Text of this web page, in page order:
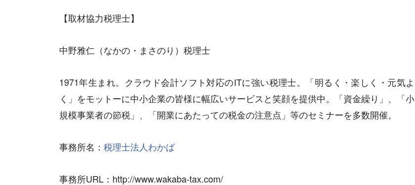
【取材協力税理士】
中野雅仁（なかの・まさのり）税理士
1971年生まれ。クラウド会計ソフト対応のITに強い税理士。「明るく・楽しく・元気よ
く」をモットーに中小企業の皆様に幅広いサービスと笑顔を提供中。「資金繰り」、「小
規模事業者の節税」、「開業にあたっての税金の注意点」等のセミナーを多数開催。
事務所名： 税理士法人わかば
事務所URL：http://www.wakaba-tax.com/